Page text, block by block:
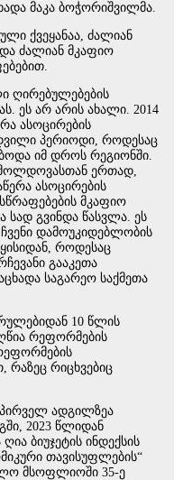
მაკა ბოჭორიშვილმა.
ქვეყანაა, ძალიან
ძალიან მკაფიო
ღირებულებების
ეს არ არის ახალი. 2014
ასოცირების
პერიოდი, როდესაც
იმ დროს რეგიონში.
ერთად,
ასოცირების
მკაფიო
სად გვინდა წასვლა. ეს
დამოუკიდებლობის
როდესაც
გააკეთა
საგარეო საქმეთა
10 წლის
რეფორმების
რაზეც რიცხვებიც
ადგილზეა
2023 წლიდან
ბიუჯეტის ინდექსის
თავისუფლების“
მსოფლიოში 35-ე